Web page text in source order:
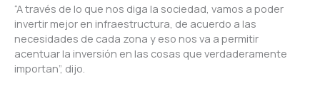
“A través de lo que nos diga la sociedad, vamos a poder
invertir mejor en infraestructura, de acuerdo a las
necesidades de cada zona y eso nos va a permitir
acentuar la inversión en las cosas que verdaderamente
importan”, dijo.